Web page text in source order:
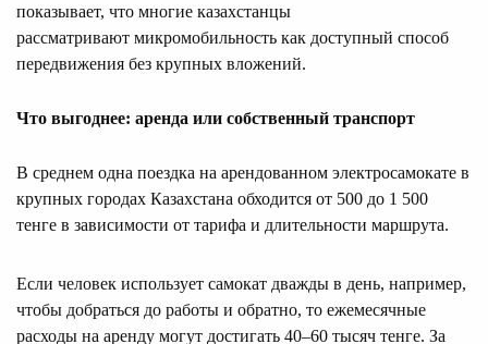
показывает, что многие казахстанцы
рассматривают микромобильность как доступный способ
передвижения без крупных вложений.
Что выгоднее: аренда или собственный транспорт
В среднем одна поездка на арендованном электросамокате в
крупных городах Казахстана обходится от 500 до 1 500
тенге в зависимости от тарифа и длительности маршрута.
Если человек использует самокат дважды в день, например,
чтобы добраться до работы и обратно, то ежемесячные
расходы на аренду могут достигать 40–60 тысяч тенге. За